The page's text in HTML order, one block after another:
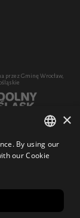
przez Gminę Wrocław,
współfinansowany
POLISH
×
By using our
our Cookie